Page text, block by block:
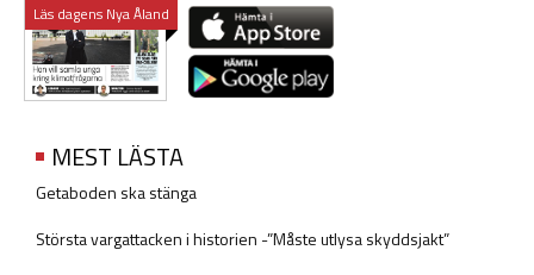
Läs dagens Nya Åland
MEST LÄSTA
Getaboden ska stänga
Största vargattacken i historien -”Måste utlysa skyddsjakt”